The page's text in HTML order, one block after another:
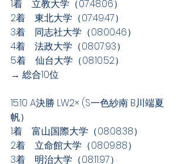
1着　立教大学（07:48.06）
2着　東北大学（07:49.47）
3着　同志社大学（08:00.46）
4着　法政大学（08:07.93）
5着　仙台大学（08:10.52）
→ 総合10位
15:10 A決勝 LW2× (S一色紗南 B川端夏
帆）
1着　富山国際大学（08:08.38）
2着　立命館大学（08:09.88）
3着　明治大学（08:11.97）